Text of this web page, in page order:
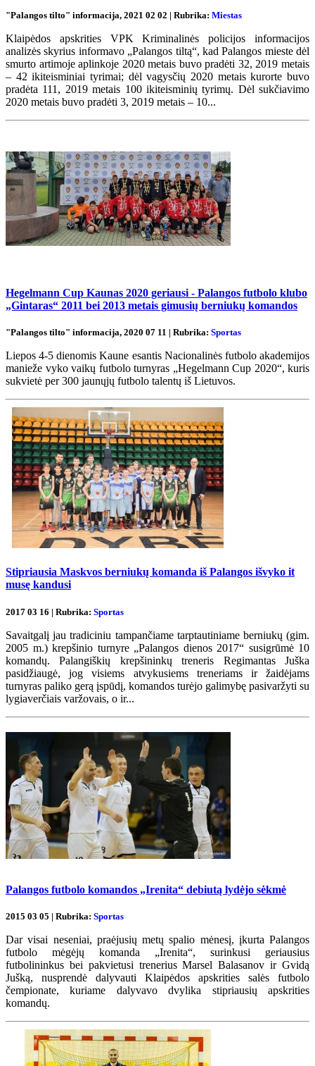
"Palangos tilto" informacija, 2021 02 02 | Rubrika: Miestas
Klaipėdos apskrities VPK Kriminalinės policijos informacijos
analizės skyrius informavo „Palangos tiltą“, kad Palangos mieste dėl
smurto artimoje aplinkoje 2020 metais buvo pradėti 32, 2019 metais
– 42 ikiteisminiai tyrimai; dėl vagysčių 2020 metais kurorte buvo
pradėta 111, 2019 metais 100 ikiteisminių tyrimų. Dėl sukčiavimo
2020 metais buvo pradėti 3, 2019 metais – 10...
Hegelmann Cup Kaunas 2020 geriausi - Palangos futbolo klubo
„Gintaras“ 2011 bei 2013 metais gimusių berniukų komandos
"Palangos tilto" informacija, 2020 07 11 | Rubrika: Sportas
Liepos 4-5 dienomis Kaune esantis Nacionalinės futbolo akademijos
manieže vyko vaikų futbolo turnyras „Hegelmann Cup 2020“, kuris
sukvietė per 300 jaunųjų futbolo talentų iš Lietuvos.
Stipriausia Maskvos berniukų komanda iš Palangos išvyko it
musę kandusi
2017 03 16 | Rubrika: Sportas
Savaitgalį jau tradiciniu tampančiame tarptautiniame berniukų (gim.
2005 m.) krepšinio turnyre „Palangos dienos 2017“ susigrūmė 10
komandų. Palangiškių krepšininkų treneris Regimantas Juška
pasidžiaugė, jog visiems atvykusiems treneriams ir žaidėjams
turnyras paliko gerą įspūdį, komandos turėjo galimybę pasivaržyti su
lygiaverčiais varžovais, o ir...
Palangos futbolo komandos „Irenita“ debiutą lydėjo sėkmė
2015 03 05 | Rubrika: Sportas
Dar visai neseniai, praėjusių metų spalio mėnesį, įkurta Palangos
futbolo mėgėjų komanda „Irenita“, surinkusi geriausius
futbolininkus bei pakvietusi trenerius Marsel Balasanov ir Gvidą
Jušką, nusprendė dalyvauti Klaipėdos apskrities salės futbolo
čempionate, kuriame dalyvavo dvylika stipriausių apskrities
komandų.